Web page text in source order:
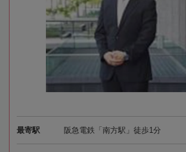
最寄駅 阪急電鉄「南方駅」徒歩1分